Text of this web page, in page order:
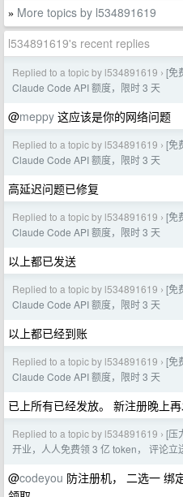
» More topics by l534891619
l534891619's recent replies
Replied to a topic by l534891619 › [免
Claude Code API 额度，限时 3 天
@meppy 这应该是你的网络问题
Replied to a topic by l534891619 › [免
Claude Code API 额度，限时 3 天
高延迟问题已修复
Replied to a topic by l534891619 › [免
Claude Code API 额度，限时 3 天
以上都已发送
Replied to a topic by l534891619 › [免
Claude Code API 额度，限时 3 天
以上都已经到账
Replied to a topic by l534891619 › [免
Claude Code API 额度，限时 3 天
已上所有已经发放。 新注册晚上
Replied to a topic by l534891619 › [压
开业，人人免费领 3 亿 token， 评论立
@codeyou 防注册机， 二选一 绑